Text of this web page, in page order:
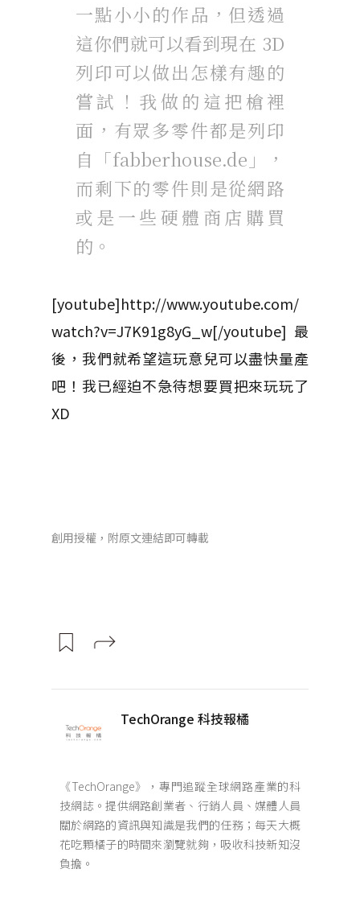
一點小小的作品，但透過
這你們就可以看到現在 3D
列印可以做出怎樣有趣的
嘗試！我做的這把槍裡
面，有眾多零件都是列印
自「fabberhouse.de」，
而剩下的零件則是從網路
或是一些硬體商店購買
的。
[youtube]http://www.youtube.com/
watch?v=J7K91g8yG_w[/youtube]最
後，我們就希望這玩意兒可以盡快量產
吧！我已經迫不急待想要買把來玩玩了
XD
創用授權，附原文連結即可轉載
TechOrange 科技報橘
《TechOrange》，專門追蹤全球網路產業的科
技網誌。提供網路創業者、行銷人員、媒體人員
關於網路的資訊與知識是我們的任務；每天大概
花吃顆橘子的時間來瀏覽就夠，吸收科技新知沒
負擔。